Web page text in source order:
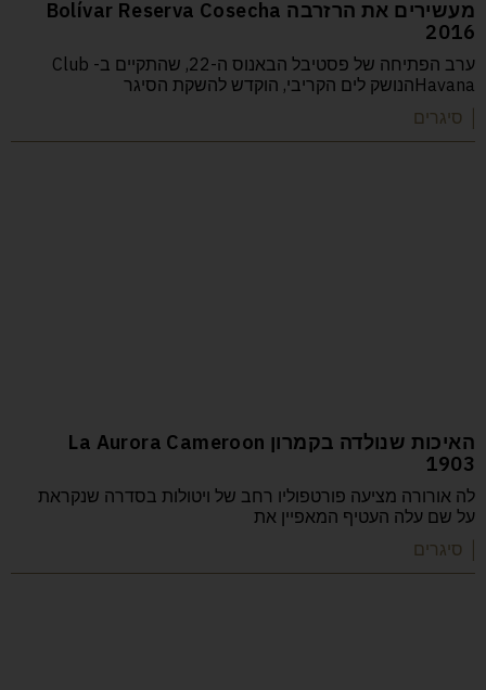
מעשירים את הרזרבה Bolívar Reserva Cosecha
2016
ערב הפתיחה של פסטיבל הבאנוס ה-22, שהתקיים ב- Club
Havanaהנושק לים הקריבי, הוקדש להשקת הסיגר
| סיגרים
האיכות שנולדה בקמרון La Aurora Cameroon
1903
לה אורורה מציעה פורטפוליו רחב של ויטולות בסדרה שנקראת
על שם עלה העטיף המאפיין את
| סיגרים